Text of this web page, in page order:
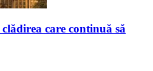
care continuă să